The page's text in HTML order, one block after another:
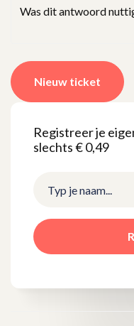
Was dit antwoord
Nieuw ticket
Registreer je
slechts € 0,49